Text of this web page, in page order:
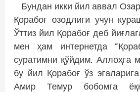
Бундан икки йил аввал
Қорабоғ озодлиги учун
Ўттиз йил Қорабоғ деб
мен ҳам интернетда
суратимни қўйдим. Аллоҳга
бу йил Қорабоғ ўз
Амир Темур бобомга